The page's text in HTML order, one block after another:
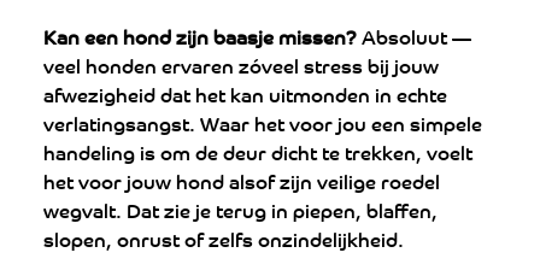
Kan een hond zijn baasje missen? Absoluut —
veel honden ervaren zóveel stress bij jouw
afwezigheid dat het kan uitmonden in echte
verlatingsangst. Waar het voor jou een simpele
handeling is om de deur dicht te trekken, voelt
het voor jouw hond alsof zijn veilige roedel
wegvalt. Dat zie je terug in piepen, blaffen,
slopen, onrust of zelfs onzindelijkheid.